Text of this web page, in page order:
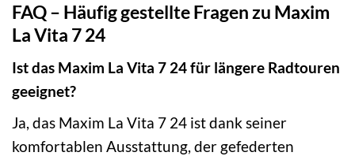
FAQ – Häufig gestellte Fragen zu Maxim
La Vita 7 24
Ist das Maxim La Vita 7 24 für längere Radtouren
geeignet?
Ja, das Maxim La Vita 7 24 ist dank seiner
komfortablen Ausstattung, der gefederten